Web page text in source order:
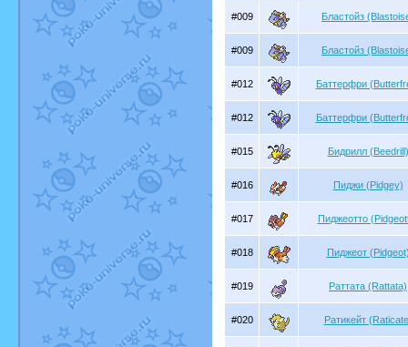
#009 Бластойз
#009 Бластойз
#012 Баттерфри
#012 Баттерфри
#015 Бидрилл (Beedrill)
#016 Пиджи (Pidgey)
#017 Пиджеотто
#018 Пиджеот
#019 Раттата (Rattata)
#020 Ратикейт